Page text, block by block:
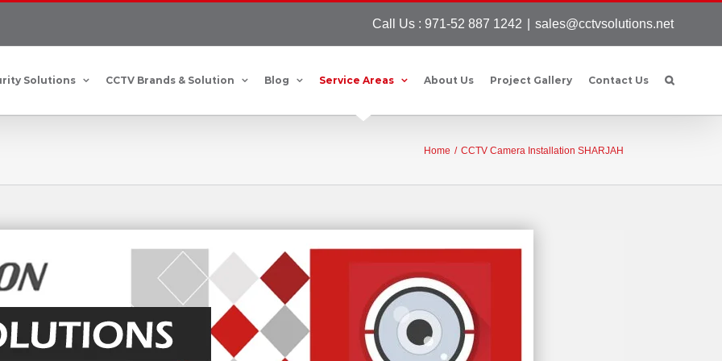
Call Us : 971-52 887 1242 sales@cctvsolutions.net
Solutions CCTV Brands & Solution Blog Service Areas About Us Project Gallery Contact Us
Home / CCTV Camera Installation SHARJAH